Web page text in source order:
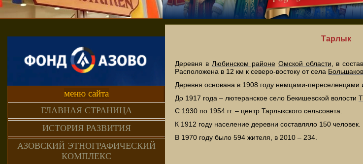
меню сайта
ГЛАВНАЯ СТРАНИЦА
ИСТОРИЯ РАЗВИТИЯ
АЗОВСКИЙ ЭТНОГРАФИЧЕСКИЙ
КОМПЛЕКС
Тарлык
Деревня в Любинском районе Омской области, в
Расположена в 12 км к северо-востоку от села
Деревня основана в 1908 году немцами-переселенцами
До 1917 года – лютеранское село Бекишевской волости
С 1930 по 1954 гг. – центр Тарлыкского сельсовета.
К 1912 году население деревни составляло 150 человек.
В 1970 году было 594 жителя, в 2010 – 234.